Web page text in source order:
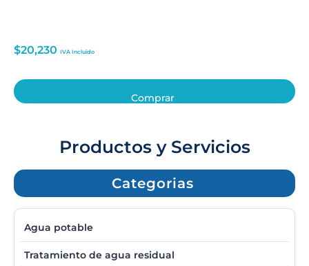
$20,230 IVA Incluido
Comprar
Productos y Servicios
Categorias
Agua potable
Tratamiento de agua residual